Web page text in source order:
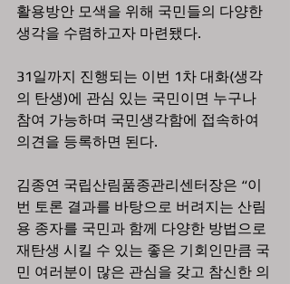
활용방안 모색을 위해 국민들의 다양한
생각을 수렴하고자 마련됐다.
31일까지 진행되는 이번 1차 대화(생각
의 탄생)에 관심 있는 국민이면 누구나
참여 가능하며 국민생각함에 접속하여
의견을 등록하면 된다.
김종연 국립산림품종관리센터장은 “이
번 토론 결과를 바탕으로 버려지는 산림
용 종자를 국민과 함께 다양한 방법으로
재탄생 시킬 수 있는 좋은 기회인만큼 국
민 여러분이 많은 관심을 갖고 참신한 의